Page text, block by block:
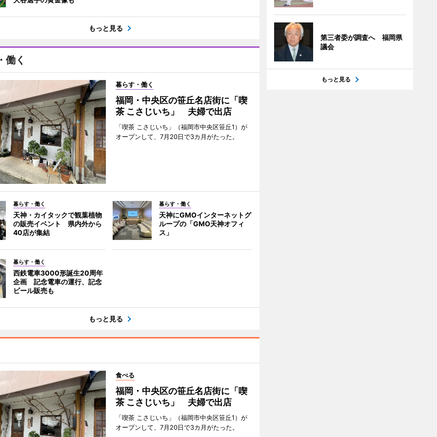
もっと見る
働く
暮らす・働く
福岡・中央区の笹丘名店街に「喫
茶 こさじいち」 夫婦で出店
「喫茶 こさじいち」（福岡市中央区笹丘1）が
オープンして、7月20日で3カ月がたった。
暮らす・働く
天神・カイタックで観葉植物
の販売イベント 県内外から
40店が集結
暮らす・働く
天神にGMOインターネットグ
ループの「GMO天神オフィ
ス」
暮らす・働く
西鉄電車3000形誕生20周年
企画 記念電車の運行、記念
ビール販売も
もっと見る
食べる
福岡・中央区の笹丘名店街に「喫
茶 こさじいち」 夫婦で出店
「喫茶 こさじいち」（福岡市中央区笹丘1）が
オープンして、7月20日で3カ月がたった。
第三者委が調査へ 福岡県
議会
もっと見る